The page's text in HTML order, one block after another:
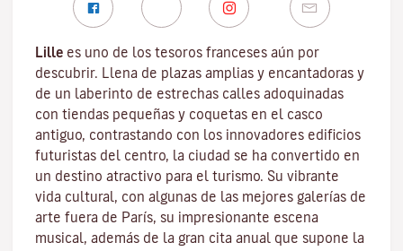
Lille es uno de los tesoros franceses aún por
descubrir. Llena de plazas amplias y encantadoras y
de un laberinto de estrechas calles adoquinadas
con tiendas pequeñas y coquetas en el casco
antiguo, contrastando con los innovadores edificios
futuristas del centro, la ciudad se ha convertido en
un destino atractivo para el turismo. Su vibrante
vida cultural, con algunas de las mejores galerías de
arte fuera de París, su impresionante escena
musical, además de la gran cita anual que supone la